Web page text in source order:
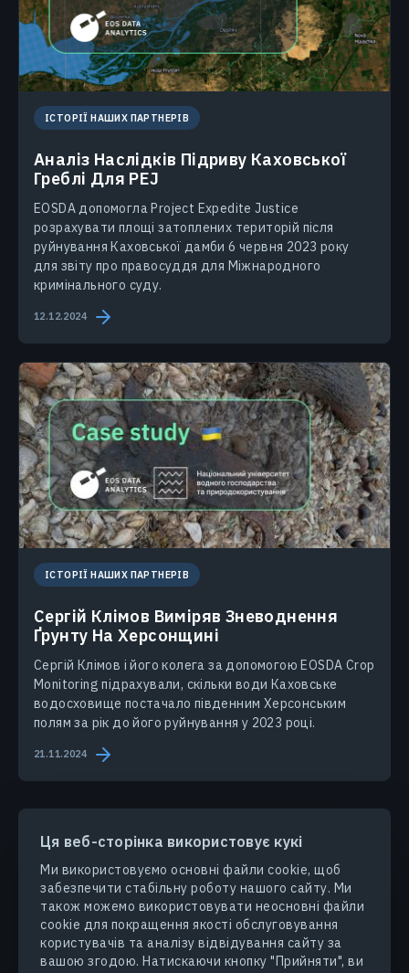
Ця веб-сторінка використовує кукі
Ми використовуємо основні файли cookie, щоб
забезпечити стабільну роботу нашого сайту. Ми
також можемо використовувати неосновні файли
cookie для покращення якості обслуговування
користувачів та аналізу відвідування сайту за
вашою згодою. Натискаючи кнопку "Прийняти", ви
ІСТОРІЇ НАШИХ ПАРТНЕРІВ
Аналіз Наслідків Підриву Каховської
Греблі Для PEJ
EOSDA допомогла Project Expedite Justice
розрахувати площі затоплених територій після
руйнування Каховської дамби 6 червня 2023 року
для звіту про правосуддя для Міжнародного
кримінального суду.
12.12.2024
ІСТОРІЇ НАШИХ ПАРТНЕРІВ
Сергій Клімов Виміряв Зневоднення
Ґрунту На Херсонщині
Сергій Клімов і його колега за допомогою EOSDA Crop
Monitoring підрахували, скільки води Каховське
водосховище постачало південним Херсонським
полям за рік до його руйнування у 2023 році.
21.11.2024
ПРОДУКТИ ТА РІШЕННЯ
ГАЛУЗІ